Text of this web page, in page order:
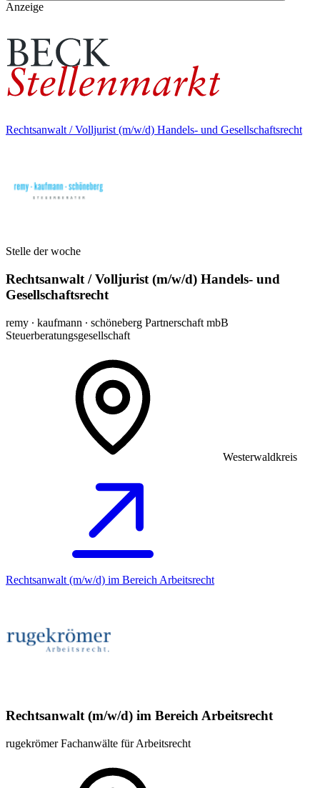
Anzeige
Rechtsanwalt / Volljurist (m/w/d) Handels- und Gesellschaftsrecht
Stelle der woche
Rechtsanwalt / Volljurist (m/w/d) Handels- und
Gesellschaftsrecht
remy ∙ kaufmann ∙ schöneberg Partnerschaft mbB
Steuerberatungsgesellschaft
Westerwaldkreis
Rechtsanwalt (m/w/d) im Bereich Arbeitsrecht
Rechtsanwalt (m/w/d) im Bereich Arbeitsrecht
rugekrömer Fachanwälte für Arbeitsrecht